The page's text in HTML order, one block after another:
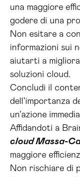
una maggiore
godere di una
Non esitare a
informazioni sui
aiutarti a
soluzioni cloud.
Concludi il
dell’importanza
un’azione
Affidandoti a
cloud Massa-
maggiore
Non rischiare di